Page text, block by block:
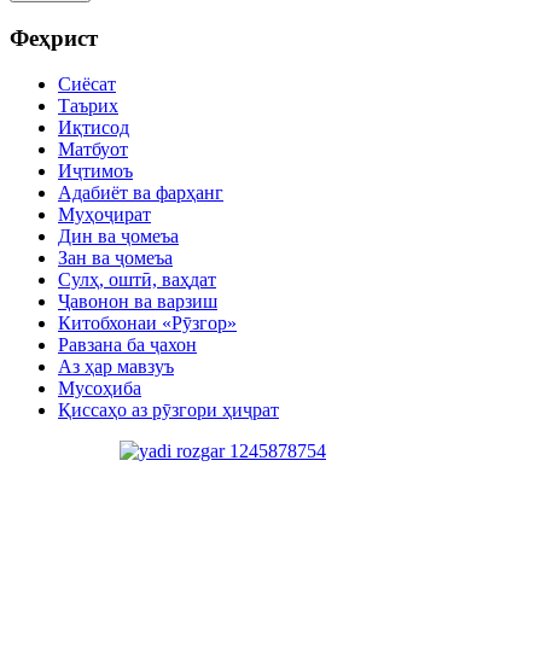
Феҳрист
Сиёсат
Таърих
Иқтисод
Матбуот
Иҷтимоъ
Адабиёт ва фарҳанг
Муҳоҷират
Дин ва ҷомеъа
Зан ва ҷомеъа
Сулҳ, оштӣ, ваҳдат
Ҷавонон ва варзиш
Китобхонаи «Рӯзгор»
Равзана ба ҷахон
Аз ҳар мавзуъ
Мусоҳиба
Қиссаҳо аз рӯзгори ҳиҷрат